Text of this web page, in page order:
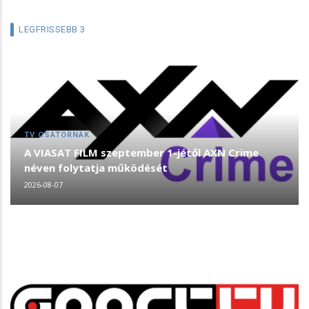
LEGFRISSEBB 3
TV CSATORNÁK
A VIASAT FILM szeptember 1-jétől AXN Crime
néven folytatja működését
2026-08-07